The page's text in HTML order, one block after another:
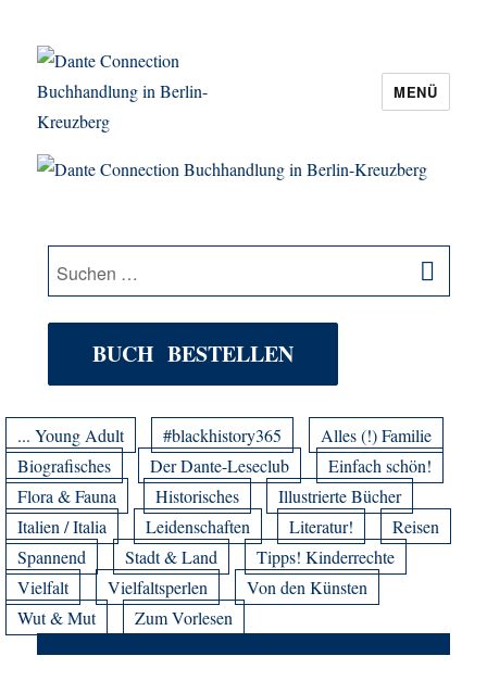
Dante Connection Buchhandlung in
MENÜ
Suche
nach:
BUCH BESTELLEN
... Young Adult #blackhistory365
Alles (!) Familie
Biografisches
Der Dante-Leseclub
Einfach schön!
Flora & Fauna
Historisches
Illustrierte Bücher
Italien / Italia
Leidenschaften Literatur!
Reisen
Spannend
Stadt & Land
Tipps! Kinderrechte
Vielfalt
Vielfaltsperlen
Von den Künsten
Wut & Mut
Zum Vorlesen